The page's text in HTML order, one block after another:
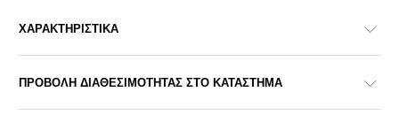
ΧΑΡΑΚΤΗΡΙΣΤΙΚΑ
ΠΡΟΒΟΛΗ ΔΙΑΘΕΣΙΜΟΤΗΤΑΣ ΣΤΟ ΚΑΤΑΣΤΗΜΑ